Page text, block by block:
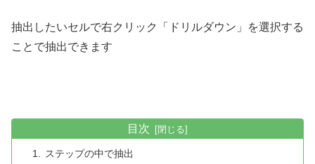
抽出したいセルで右クリック「ドリルダウン」を選択する
ことで抽出できます
目次
ステップの中で抽出